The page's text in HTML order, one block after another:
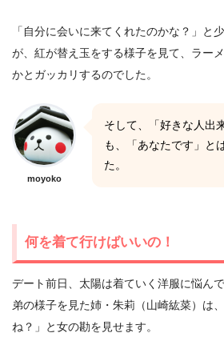
「自分に会いに来てくれたのかな？」と
が、紅が替え玉をする様子を見て、ラー
かとガッカリするのでした。
moyoko
そして、「好きな人出
も、「あなたです」と
た。
何を着て行けばいいの！
デート前日、太陽は着ていく洋服に悩んで
弟の様子を見た姉・朱莉（山崎紘菜）は
ね？」と女の勘を見せます。